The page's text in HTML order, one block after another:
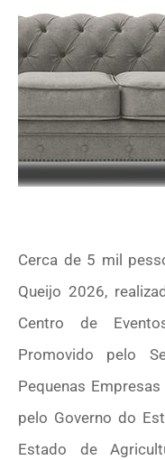
Cerca de 5 mil
Queijo 2026,
Centro de
Promovido pelo
Pequenas
pelo Governo do
Estado de